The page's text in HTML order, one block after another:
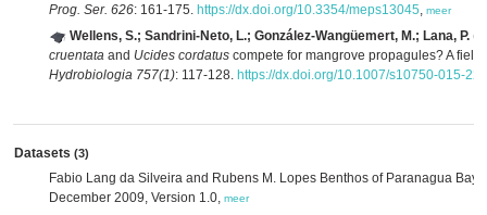
Prog. Ser. 626: 161-175. https://dx.doi.org/10.3354/meps13045, meer
Wellens, S.; Sandrini-Neto, L.; González-Wangüemert, M.; Lana, P.
cruentata and Ucides cordatus compete for mangrove propagules? A
Hydrobiologia 757(1): 117-128. https://dx.doi.org/10.1007/s10750-015-
Datasets (3)
Fabio Lang da Silveira and Rubens M. Lopes Benthos of Paranagua Bay
December 2009, Version 1.0, meer